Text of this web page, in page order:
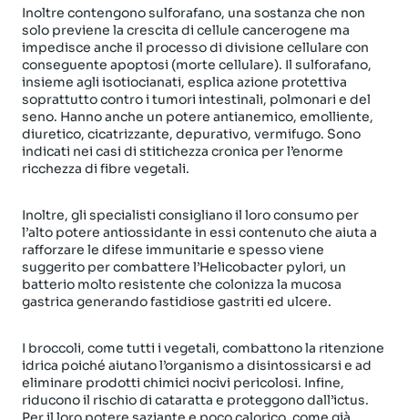
Inoltre contengono sulforafano, una sostanza che non
solo previene la crescita di cellule cancerogene ma
impedisce anche il processo di divisione cellulare con
conseguente apoptosi (morte cellulare). Il sulforafano,
insieme agli isotiocianati, esplica azione protettiva
soprattutto contro i tumori intestinali, polmonari e del
seno. Hanno anche un potere antianemico, emolliente,
diuretico, cicatrizzante, depurativo, vermifugo. Sono
indicati nei casi di stitichezza cronica per l’enorme
ricchezza di fibre vegetali.
Inoltre, gli specialisti consigliano il loro consumo per
l’alto potere antiossidante in essi contenuto che aiuta a
rafforzare le difese immunitarie e spesso viene
suggerito per combattere l’Helicobacter pylori, un
batterio molto resistente che colonizza la mucosa
gastrica generando fastidiose gastriti ed ulcere.
I broccoli, come tutti i vegetali, combattono la ritenzione
idrica poiché aiutano l’organismo a disintossicarsi e ad
eliminare prodotti chimici nocivi pericolosi. Infine,
riducono il rischio di cataratta e proteggono dall’ictus.